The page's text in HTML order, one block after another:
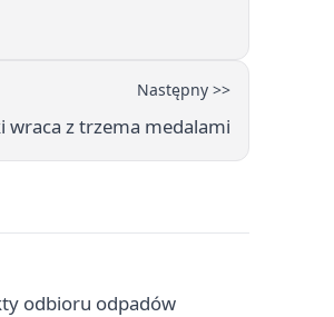
Następny >>
wraca z trzema medalami
odbioru odpadów